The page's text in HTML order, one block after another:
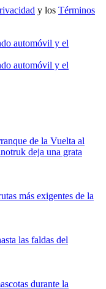
y los Términos
de la Vuelta al
deja una grata
más exigentes de la
las faldas del
durante la